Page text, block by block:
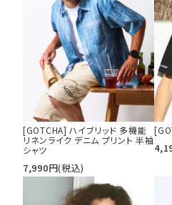
[GOTCHA] ハイブリッド 多機能
リネンライク デニム プリント 半袖
シャツ
7,990円(税込)